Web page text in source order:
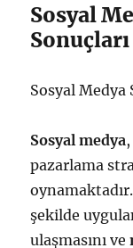
Sosyal
Sonuçları
Sosyal Medya
Sosyal medya
pazarlama
şekilde
ulaşmasını ve